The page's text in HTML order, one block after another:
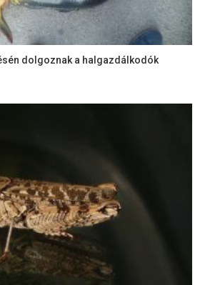
dolgoznak a halgazdálkodók